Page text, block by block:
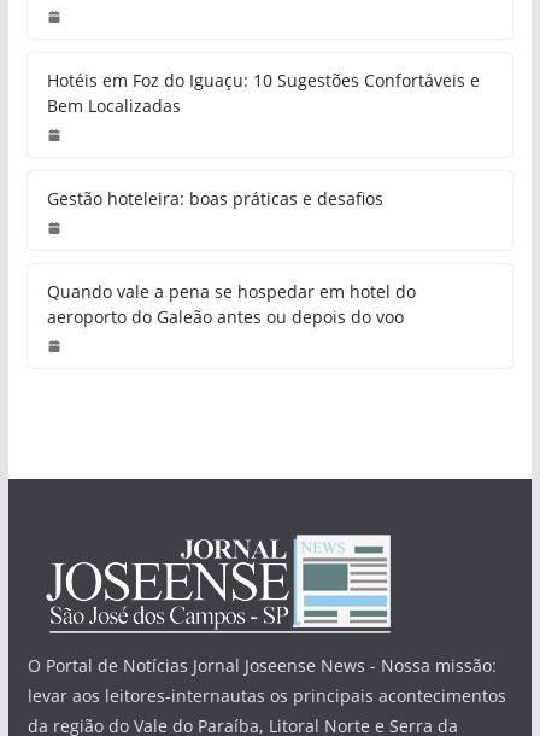
Hotéis em Foz do Iguaçu: 10 Sugestões Confortáveis e
Bem Localizadas
Gestão hoteleira: boas práticas e desafios
Quando vale a pena se hospedar em hotel do
aeroporto do Galeão antes ou depois do voo
O Portal de Notícias Jornal Joseense News - Nossa missão:
levar aos leitores-internautas os principais acontecimentos
da região do Vale do Paraíba, Litoral Norte e Serra da